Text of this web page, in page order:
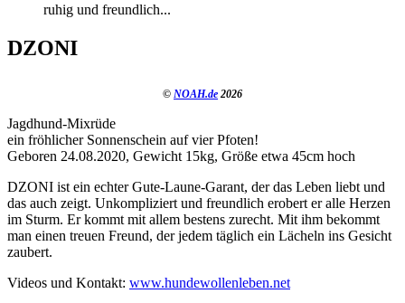
ruhig und freundlich...
DZONI
© NOAH.de 2026
Jagdhund-Mixrüde
ein fröhlicher Sonnenschein auf vier Pfoten!
Geboren 24.08.2020, Gewicht 15kg, Größe etwa 45cm hoch
DZONI ist ein echter Gute-Laune-Garant, der das Leben liebt und
das auch zeigt. Unkompliziert und freundlich erobert er alle Herzen
im Sturm. Er kommt mit allem bestens zurecht. Mit ihm bekommt
man einen treuen Freund, der jedem täglich ein Lächeln ins Gesicht
zaubert.
Videos und Kontakt: www.hundewollenleben.net